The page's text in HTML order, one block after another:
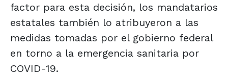
factor para esta decisión, los mandatarios
estatales también lo atribuyeron a las
medidas tomadas por el gobierno federal
en torno a la emergencia sanitaria por
COVID-19.